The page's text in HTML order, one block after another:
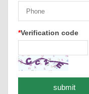
*Verification code